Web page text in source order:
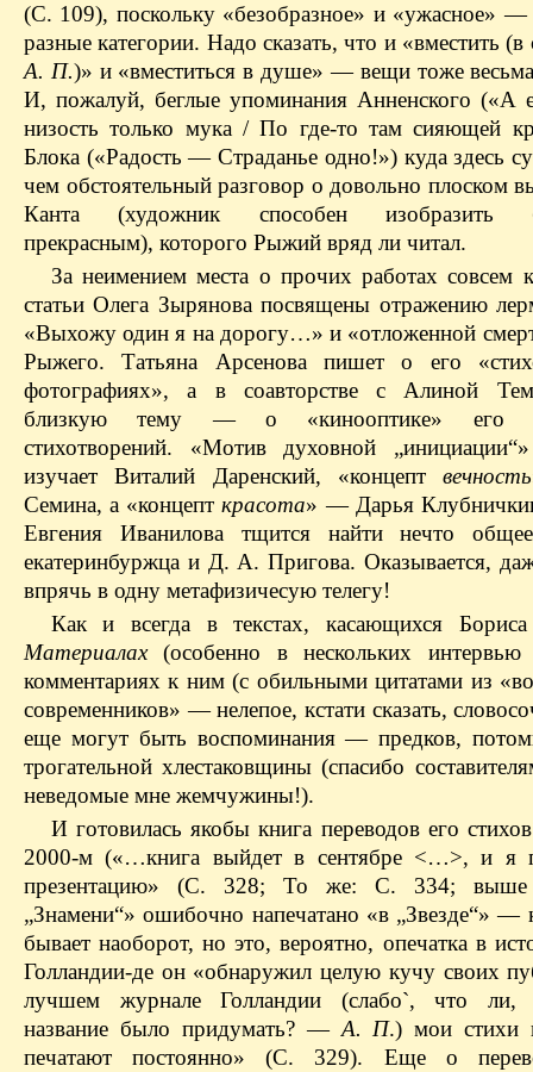
(С. 109), поскольку «безобразное» и «ужасное» —
разные категории. Надо сказать, что и «вместить
​А. П.)» и «вместиться в душе» — ​вещи тоже
И, пожалуй, беглые упоминания Анненского («А
низость только мука / По где-то там сияющей
Блока («Радость — ​Страданье одно!») куда здесь
чем обстоятельный разговор о довольно плоском
Канта (художник способен изобразить
прекрасным), которого Рыжий вряд ли читал.
За неимением места о прочих работах совсем
статьи Олега Зырянова посвящены отражению
«Выхожу один я на дорогу…» и «отложенной
Рыжего. Татьяна Арсенова пишет о его
фотографиях», а в соавторстве с Алиной
близкую тему — ​о «кинооптике» его
стихотворений. «Мотив духовной
изучает Виталий Даренский, «концептвечность
Семина, а «концепткрасота» — ​Дарья
Евгения Иванилова тщится найти нечто
екатеринбуржца и Д. А. Пригова. Оказывается,
впрячь в одну метафизичесую телегу!
Как и всегда в текстах, касающихся
Материалах(особенно в нескольких
комментариях к ним (с обильными цитатами из
современников» — ​нелепое, кстати сказать,
еще могут быть воспоминания — ​предков,
трогательной хлестаковщины (спасибо
неведомые мне жемчужины!).
И готовилась якобы книга переводов его
2000-м («…книга выйдет в сентябре <…>, и я
презентацию» (С. 328; То же: С. 334; выше
„Знамени“» ошибочно напечатано «в „Звезде“» —
бывает наоборот, но это, вероятно, опечатка в
Голландии-де он «обнаружил целую кучу своих
лучшем журнале Голландии (слабо`, что ли,
название было придумать? — ​ А. П.) мои стихи
печатают постоянно» (С. 329). Еще о